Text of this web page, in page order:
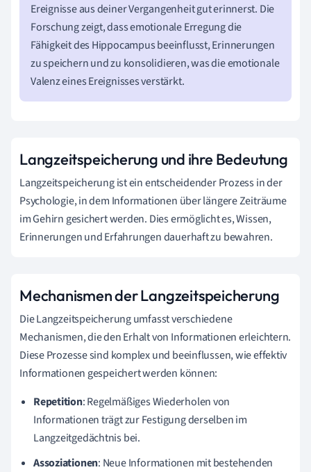
Ereignisse aus deiner Vergangenheit gut erinnerst. Die
Forschung zeigt, dass emotionale Erregung die
Fähigkeit des Hippocampus beeinflusst, Erinnerungen
zu speichern und zu konsolidieren, was die emotionale
Valenz eines Ereignisses verstärkt.
Langzeitspeicherung und ihre Bedeutung
Langzeitspeicherung ist ein entscheidender Prozess in der
Psychologie, in dem Informationen über längere Zeiträume
im Gehirn gesichert werden. Dies ermöglicht es, Wissen,
Erinnerungen und Erfahrungen dauerhaft zu bewahren.
Mechanismen der Langzeitspeicherung
Die Langzeitspeicherung umfasst verschiedene
Mechanismen, die den Erhalt von Informationen erleichtern.
Diese Prozesse sind komplex und beeinflussen, wie effektiv
Informationen gespeichert werden können:
Repetition: Regelmäßiges Wiederholen von
Informationen trägt zur Festigung derselben im
Langzeitgedächtnis bei.
Assoziationen: Neue Informationen mit bestehenden